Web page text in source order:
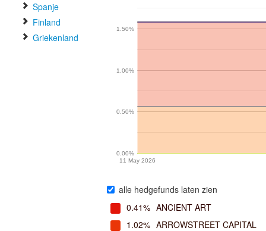
Spanje
Finland
Griekenland
11 May 2026
0.00%
0.50%
1.00%
1.50%
alle hedgefunds laten zien
0.41% ANCIENT ART
1.02% ARROWSTREET CAPITAL